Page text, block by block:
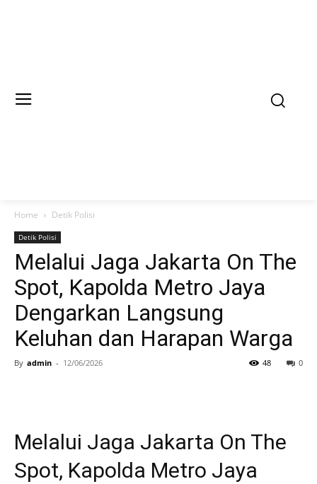
Home Detik Polisi
Detik Polisi
Melalui Jaga Jakarta On The
Spot, Kapolda Metro Jaya
Dengarkan Langsung
Keluhan dan Harapan Warga
By admin - 12/06/2026 0
48
Melalui Jaga Jakarta On The
Spot, Kapolda Metro Jaya